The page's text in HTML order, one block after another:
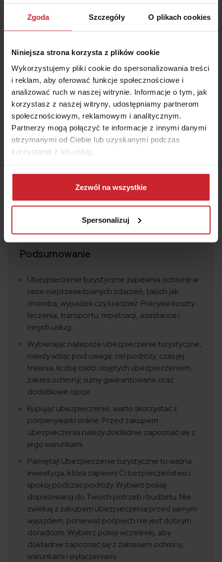
Zgoda Szczegóły O plikach cookies
Niniejsza strona korzysta z plików cookie
Wykorzystujemy pliki cookie do spersonalizowania treści
i reklam, aby oferować funkcje społecznościowe i
analizować ruch w naszej witrynie. Informacje o tym, jak
korzystasz z naszej witryny, udostępniamy partnerom
społecznościowym, reklamowym i analitycznym.
Partnerzy mogą połączyć te informacje z innymi danymi
otrzymanymi od Ciebie lub uzyskanymi podczas
korzystania z ich usług.
Dowiedz się więcej na temat tego, kim jesteśmy, jak
można się z nami skontaktować i w jaki sposób
przetwarzamy dane osobowe w ramachPolityki
Zezwól na wszystkie
Spersonalizuj
Jak wybrać najlepsze ubezpieczenie
turystyczne?
Gdzie najlepiej kupić ubezpieczenie
turystyczne?
najlepsze ubezpieczenie turystyczne?
Podsumowanie
Ubezpieczenie turystyczne zapewnia ochronę w
razie nieprzewidzianych zdarzeń, takich jak
choroba, wypadek czy kradzież. Pokrywa koszty
leczenia, transportu, repatriacji, assistance i
innych usług.
Wybierając najlepsze ubezpieczenie turystyczne,
należy wziąć pod uwagę: cel podróży, czas jej
trwania, liczbę osób objętych ubezpieczeniem,
zakres ochrony, sumy gwarantowane oraz
dodatkowe opcje.
Kupując ubezpieczenie, warto skorzystać z
porównywarki online. Przed zakupem
ubezpieczenia należy dokładnie zapoznać się z
jego warunkami.
Pamiętaj! Ubezpieczenie turystyczne to ważna
inwestycja, która zapewni Ci bezpieczeństwo i
spokój podczas podróży. Wybierz polisę
dopasowaną do Twoich potrzeb i budżetu. Nie
zwlekaj z zakupem ubezpieczenia przed samym
wyjazdem, ponieważ pośpiech nie jest dobrym
doradcom. Wybierz polisę wcześniej, aby
dokładnie zapoznać się z zakresem ochrony,
warunkami i wyłączeniami.